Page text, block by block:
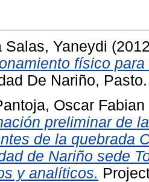
Salas, Yaneydi
físico
De Nariño, Pasto.
Oscar Fabian
preliminar de
de la quebrada
de Nariño sede
y analíticos.